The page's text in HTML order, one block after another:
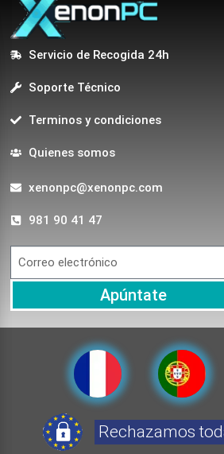
Servicio de Recogida 24h
Soporte Técnico
Terminos y condiciones
Quienes somos
xenonpc@xenonpc.com
981 90 41 47
Apúntate
Rechazamos